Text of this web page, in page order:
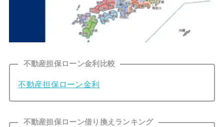
不動産担保ローン金利比較
不動産担保ローン金利
不動産担保ローン借り換えランキング